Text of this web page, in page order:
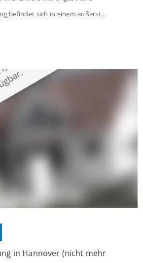
befindet sich in einem äußerst
eine hochwertige Ausstattung, die
mit einem stilvollen Ambiente
in Hannover (nicht mehr